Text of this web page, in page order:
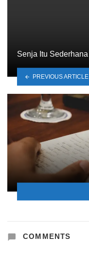
Senja Itu Sederhana
PREVIOUS ARTICLE
COMMENTS